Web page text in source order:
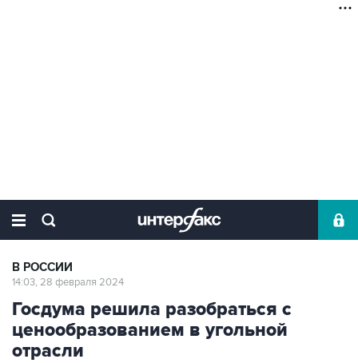
В РОССИИ
14:03, 28 февраля 2024
Госдума решила разобраться с
ценообразованием в угольной
отрасли